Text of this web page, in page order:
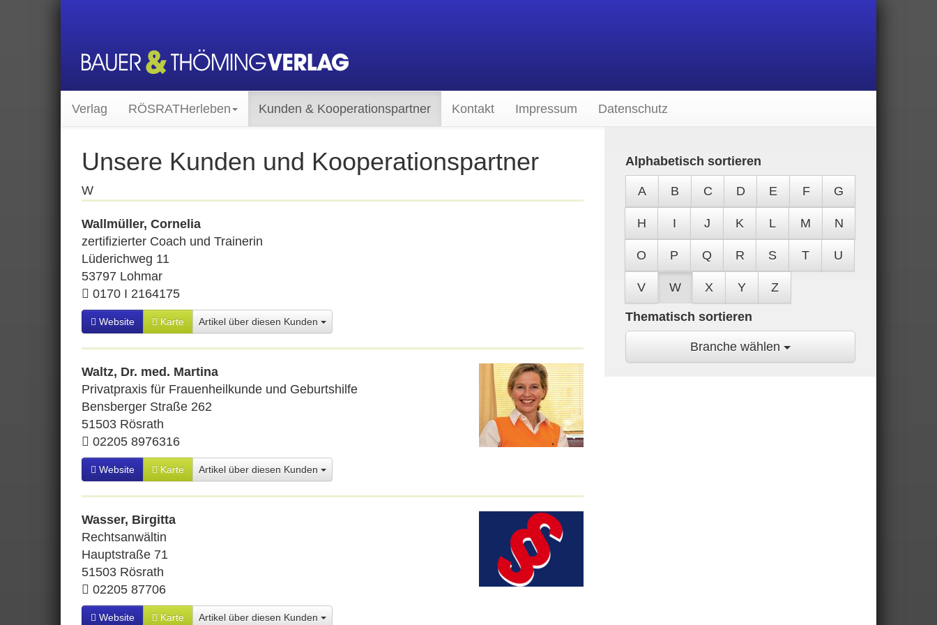
Verlag RÖSRATHerleben Kunden & Kooperationspartner Kontakt Impressum Datenschutz
Unsere Kunden und Kooperationspartner
W
Wallmüller, Cornelia
zertifizierter Coach und Trainerin
Lüderichweg 11
53797 Lohmar
0170 I 2164175
Website Karte Artikel über diesen Kunden
Waltz, Dr. med. Martina
Privatpraxis für Frauenheilkunde und Geburtshilfe
Bensberger Straße 262
51503 Rösrath
02205 8976316
Website Karte Artikel über diesen Kunden
Wasser, Birgitta
Rechtsanwältin
Hauptstraße 71
51503 Rösrath
02205 87706
Website Karte Artikel über diesen Kunden
Alphabetisch sortieren
A B C D E F G
H I J K L M N
O P Q R S T U
V W X Y Z
Thematisch sortieren
Branche wählen